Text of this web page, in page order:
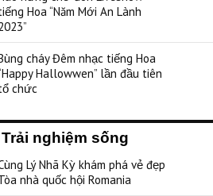
Hoa “Năm Mới An Lành
cháy Đêm nhạc tiếng Hoa
Hallowwen” lần đầu tiên
chức
Trải nghiệm sống
Lý Nhã Kỳ khám phá vẻ đẹp
nhà quốc hội Romania